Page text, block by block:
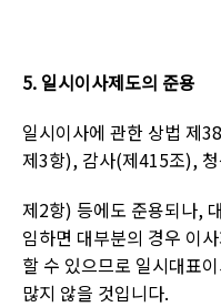
5. 일시이사제도의 준용
일시이사에 관한 상법 제
제3항), 감사(제415조),
제2항) 등에도 준용되나,
임하면 대부분의 경우 이
할 수 있으므로 일시대표
많지 않을 것입니다.